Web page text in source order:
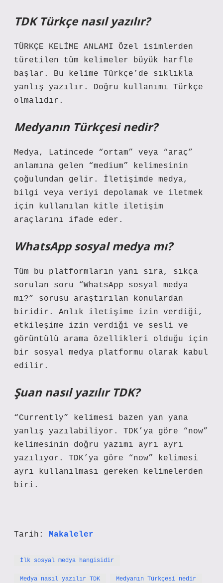
TDK Türkçe nasıl yazılır?
TÜRKÇE KELİME ANLAMI Özel isimlerden
türetilen tüm kelimeler büyük harfle
başlar. Bu kelime Türkçe’de sıklıkla
yanlış yazılır. Doğru kullanımı Türkçe
olmalıdır.
Medyanın Türkçesi nedir?
Medya, Latincede “ortam” veya “araç”
anlamına gelen “medium” kelimesinin
çoğulundan gelir. İletişimde medya,
bilgi veya veriyi depolamak ve iletmek
için kullanılan kitle iletişim
araçlarını ifade eder.
WhatsApp sosyal medya mı?
Tüm bu platformların yanı sıra, sıkça
sorulan soru “WhatsApp sosyal medya
mı?” sorusu araştırılan konulardan
biridir. Anlık iletişime izin verdiği,
etkileşime izin verdiği ve sesli ve
görüntülü arama özellikleri olduğu için
bir sosyal medya platformu olarak kabul
edilir.
Şuan nasıl yazılır TDK?
“Currently” kelimesi bazen yan yana
yanlış yazılabiliyor. TDK’ya göre “now”
kelimesinin doğru yazımı ayrı ayrı
yazılıyor. TDK’ya göre “now” kelimesi
ayrı kullanılması gereken kelimelerden
biri.
Tarih: Makaleler
İlk sosyal medya hangisidir
Medya nasıl yazılır TDK Medyanın Türkçesi nedir